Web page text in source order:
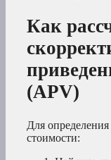
Как
(APV)
Для
стоимости: